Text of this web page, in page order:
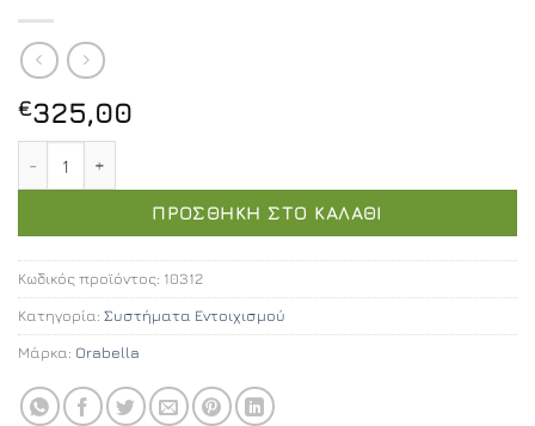
€325,00
ΠΡΟΣΘΉΚΗ ΣΤΟ ΚΑΛΆΘΙ
Κωδικός προϊόντος: 10312
Κατηγορία: Συστήματα Εντοιχισμού
Μάρκα: Orabella